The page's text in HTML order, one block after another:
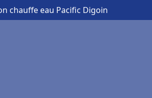
chauffe eau Pacific Digoin